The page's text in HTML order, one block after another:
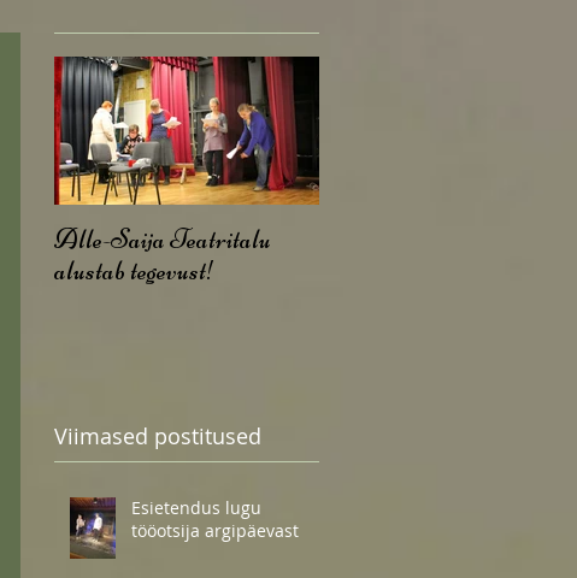
Alle-Saija Teatritalu
alustab tegevust!
Viimased postitused
Esietendus lugu
tööotsija argipäevast